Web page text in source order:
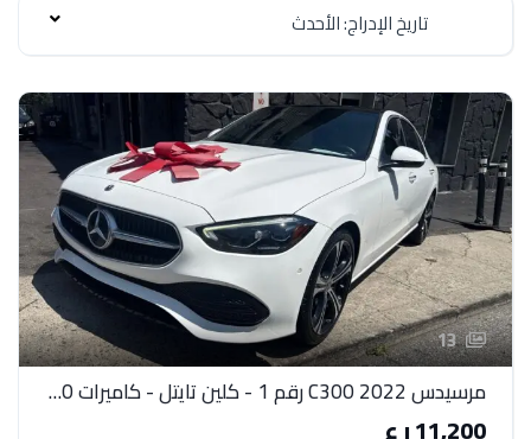
تاريخ الإدراج: الأحدث
13
مرسيدس C300 2022 رقم 1 - كلين تايتل - كاميرات 360 درجة
11,200 ر ع